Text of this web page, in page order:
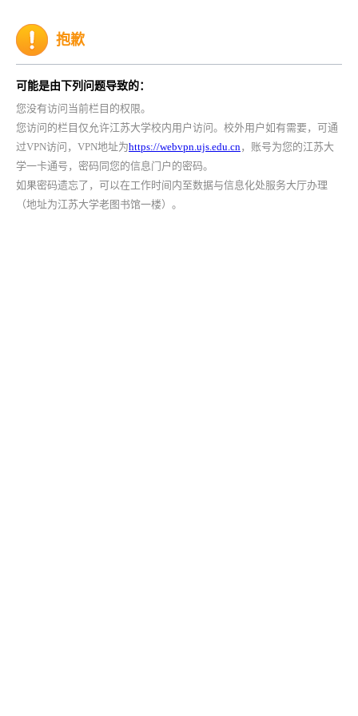
抱歉
可能是由下列问题导致的：
您没有访问当前栏目的权限。
您访问的栏目仅允许江苏大学校内用户访问。校外用户如有需要，可通
过VPN访问，VPN地址为https://webvpn.ujs.edu.cn，账号为您的江苏大
学一卡通号，密码同您的信息门户的密码。
如果密码遗忘了，可以在工作时间内至数据与信息化处服务大厅办理
（地址为江苏大学老图书馆一楼）。